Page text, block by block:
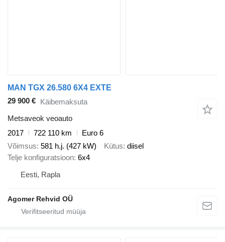
MAN TGX 26.580 6X4 EXTE
29 900 € Käibemaksuta
Metsaveok veoauto
2017
722 110 km
Euro 6
Võimsus 581 h.j. (427 kW) Kütus diisel
Telje konfiguratsioon 6x4
Eesti, Rapla
Agomer Rehvid OÜ